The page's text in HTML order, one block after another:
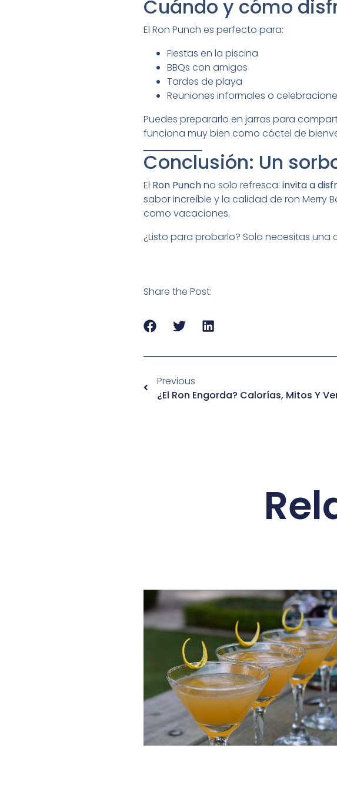
Cuándo y cómo
El Ron Punch es perfecto para:
Fiestas en la piscina
BBQs con amigos
Tardes de playa
Reuniones informales o
Puedes prepararlo en jarras para
funciona muy bien como cóctel de
Conclusión: Un
El Ron Punchno solo refresca: invita a
sabor increíble y la calidad de ron Merry
como vacaciones.
¿Listo para probarlo? Solo necesitas
Share the Post:
Previous